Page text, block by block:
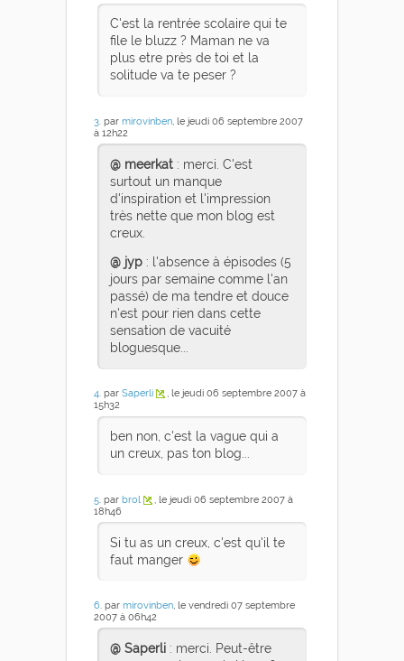
C'est la rentrée scolaire qui te
file le bluzz ? Maman ne va
plus etre près de toi et la
solitude va te peser ?
3 . par mirovinben , le jeudi 06 septembre 2007
à 12h22
@ meerkat: merci. C'est
surtout un manque
d'inspiration et l'impression
très nette que mon blog est
creux.
@ jyp: l'absence à épisodes (5
jours par semaine comme l'an
passé) de ma tendre et douce
n'est pour rien dans cette
sensation de vacuité
bloguesque...
4. par Saperli
, le jeudi 06 septembre 2007 à
15h32
ben non, c'est la vague qui a
un creux, pas ton blog...
5 . par brol
, le jeudi 06 septembre 2007 à
18h46
Si tu as un creux, c'est qu'il te
faut manger
6. par mirovinben, le vendredi 07 septembre
2007 à 06h42
@ Saperli: merci. Peut-être